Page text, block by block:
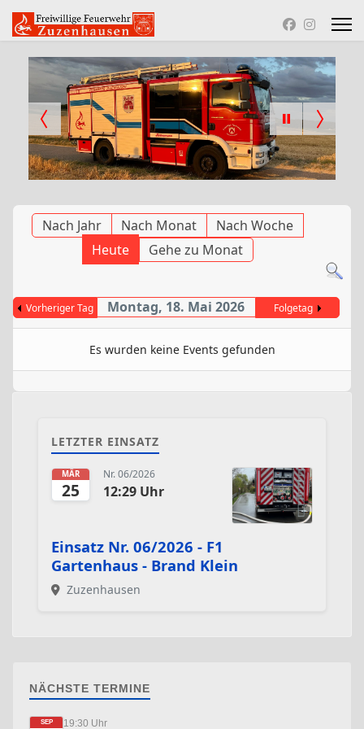
Nach Jahr Nach Monat
Nach Woche
Heute
Gehe zu Monat
Vorheriger Tag Montag, 18. Mai 2026 Folgetag
Es wurden keine Events gefunden
LETZTER EINSATZ
MÄR
25
Nr. 06/2026
12:29 Uhr
Einsatz Nr. 06/2026 - F1
Gartenhaus - Brand Klein
Zuzenhausen
NÄCHSTE TERMINE
SEP 19:30 Uhr